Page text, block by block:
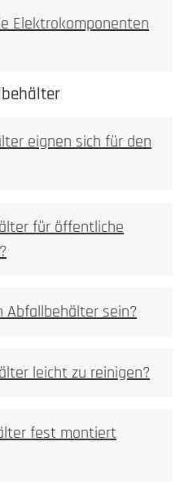
einbetoniert
Elektrokomponenten
aber immer
vornehmen zu
bei Wallboxen,
Betriebsanleitung!
Wallboxvorbereitung
eignen sich für den
für öffentliche
Abfallbehälter sein?
leicht zu reinigen?
fest montiert